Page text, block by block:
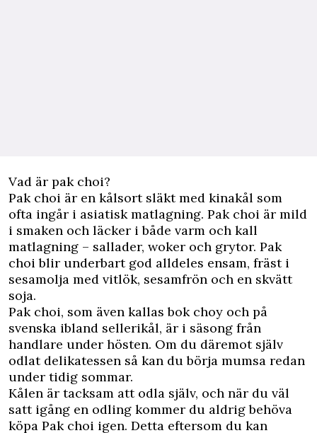
Vad är pak choi?
Pak choi är en kålsort släkt med kinakål som
ofta ingår i asiatisk matlagning. Pak choi är mild
i smaken och läcker i både varm och kall
matlagning – sallader, woker och grytor. Pak
choi blir underbart god alldeles ensam, fräst i
sesamolja med vitlök, sesamfrön och en skvätt
soja.
Pak choi, som även kallas bok choy och på
svenska ibland sellerikål, är i säsong från
handlare under hösten. Om du däremot själv
odlat delikatessen så kan du börja mumsa redan
under tidig sommar.
Kålen är tacksam att odla själv, och när du väl
satt igång en odling kommer du aldrig behöva
köpa Pak choi igen. Detta eftersom du kan